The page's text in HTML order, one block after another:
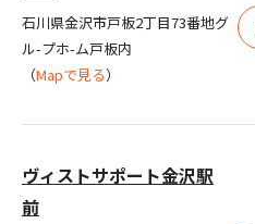
石川県金沢市戸板2丁目73番地グ
ル-プホ-ム戸板内
（Mapで見る）
ヴィストサポート金沢駅
前